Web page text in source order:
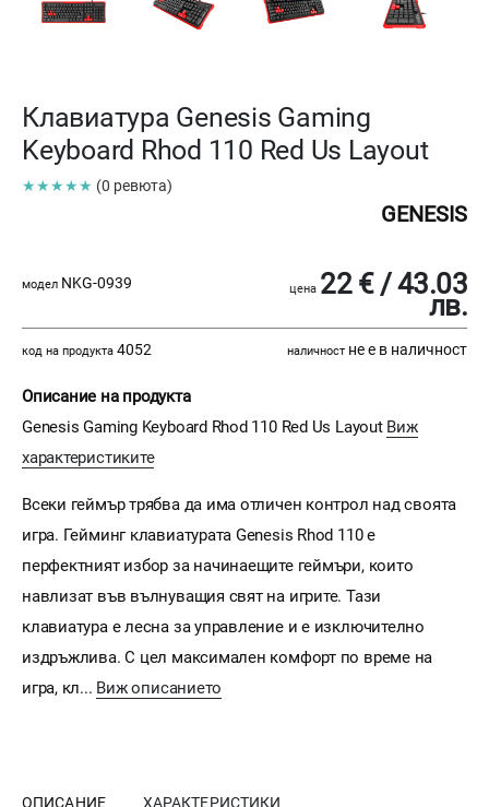
Клавиатура Genesis Gaming
Keyboard Rhod 110 Red Us Layout
★★★★★ (0 ревюта)
GENESIS
модел NKG-0939 цена 22 € / 43.03
лв.
код на продукта 4052 наличност не е в наличност
Описание на продукта
Genesis Gaming Keyboard Rhod 110 Red Us Layout Виж
характеристиките
Всеки геймър трябва да има отличен контрол над своята
игра. Гейминг клавиатурата Genesis Rhod 110 е
перфектният избор за начинаещите геймъри, които
навлизат във вълнуващия свят на игрите. Тази
клавиатура е лесна за управление и е изключително
издръжлива. С цел максимален комфорт по време на
игра, кл... Виж описанието
ОПИСАНИЕ ХАРАКТЕРИСТИКИ